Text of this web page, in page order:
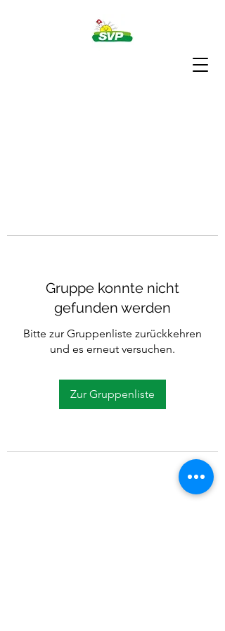
Gruppe konnte nicht
gefunden werden
Bitte zur Gruppenliste zurückkehren
und es erneut versuchen.
Zur Gruppenliste